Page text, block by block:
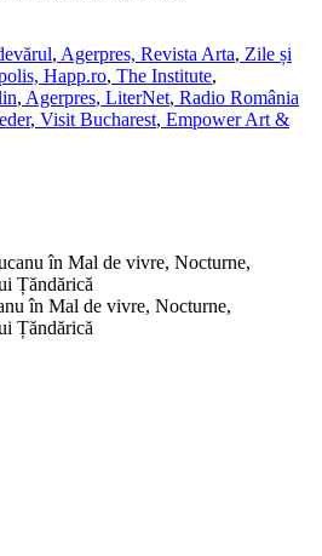
, Agerpres, Revista Arta, Zile și
Happ.ro, The Institute,
, Agerpres, LiterNet, Radio România
, Visit Bucharest, Empower Art &
în Mal de vivre, Nocturne,
Țăndărică